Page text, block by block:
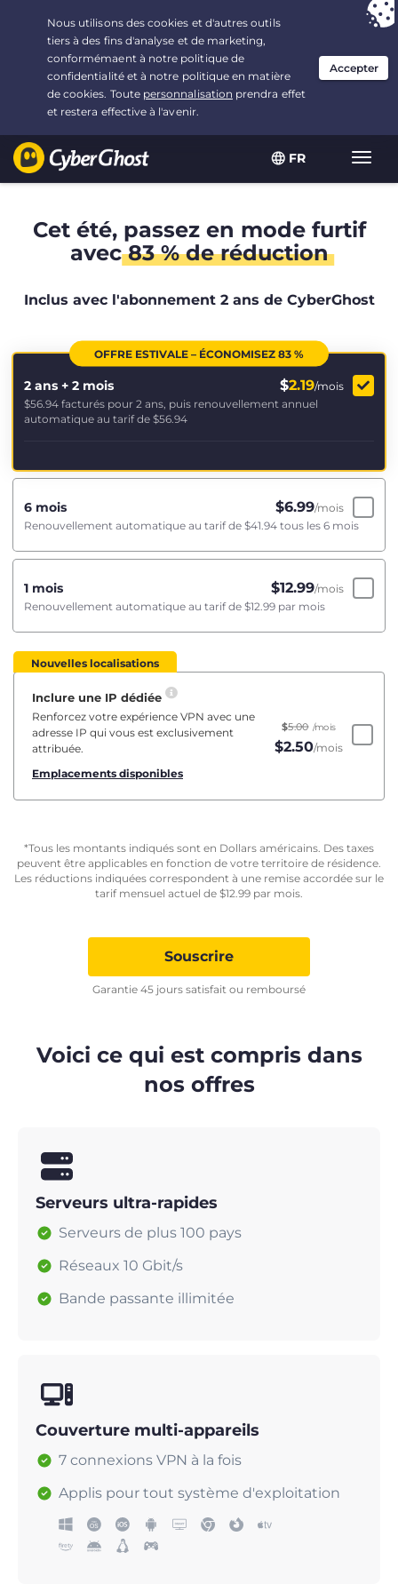
FR
Vous avez opté pour :L'offre la plus avantageuse
2.1666666666667 ans à $2.19/mois
Cet été, passez en mode furtif
avec83 % de réduction
Inclus avec l'abonnement 2 ans de CyberGhost
OFFRE ESTIVALE – ÉCONOMISEZ 83 %
2 ans + 2 mois $2.19/mois
$56.94 facturés pour 2 ans, puis renouvellement annuel
automatique au tarif de $56.94
6 mois $6.99/mois
Renouvellement automatique au tarif de $41.94 tous les 6 mois
1 mois $12.99/mois
Renouvellement automatique au tarif de $12.99 par mois
Nouvelles localisations
Inclure une IP dédiée
Renforcez votre expérience VPN avec une
adresse IP qui vous est exclusivement
attribuée.
Emplacements disponibles
$5.00 /mois
$2.50/mois
*Tous les montants indiqués sont en Dollars américains. Des taxes
peuvent être applicables en fonction de votre territoire de résidence.
Les réductions indiquées correspondent à une remise accordée sur le
tarif mensuel actuel de $12.99 par mois.
Souscrire
Garantie 45 jours satisfait ou remboursé
Voici ce qui est compris dans
nos offres
Serveurs ultra-rapides
Serveurs de plus 100 pays
Réseaux 10 Gbit/s
Bande passante illimitée
Couverture multi-appareils
7 connexions VPN à la fois
Applis pour tout système d'exploitation